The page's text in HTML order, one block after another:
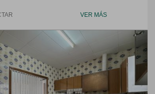
VER MÁS
Next